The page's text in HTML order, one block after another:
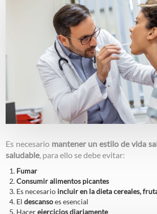
Es necesario mantener un estilo de vida
saludable, para ello se debe evitar:
Fumar
Consumir alimentos picantes
Es necesario incluir en la dieta cereales,
Eldescansoes esencial
Hacerejercicios diariamente